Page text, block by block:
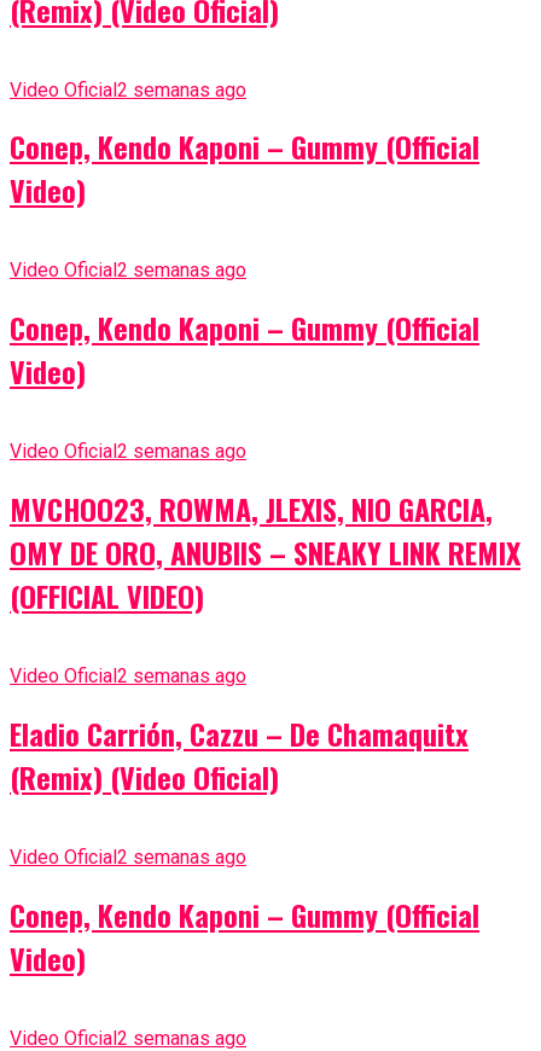
(Remix) (Video Oficial)
Video Oficial2 semanas ago
Conep, Kendo Kaponi – Gummy (Official
Video)
Video Oficial 2 semanas ago
Conep, Kendo Kaponi – Gummy (Official
Video)
Video Oficial2 semanas ago
MVCHOO23, ROWMA, JLEXIS, NIO GARCIA,
OMY DE ORO, ANUBIIS – SNEAKY LINK REMIX
(OFFICIAL VIDEO)
Video Oficial2 semanas ago
Eladio Carrión, Cazzu – De Chamaquitx
(Remix) (Video Oficial)
Video Oficial2 semanas ago
Conep, Kendo Kaponi – Gummy (Official
Video)
Video Oficial2 semanas ago